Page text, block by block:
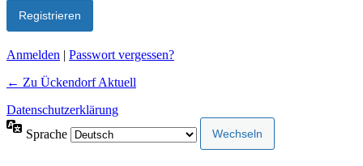
Anmelden | Passwort vergessen?
← Zu Ückendorf Aktuell
Datenschutzerklärung
Sprache